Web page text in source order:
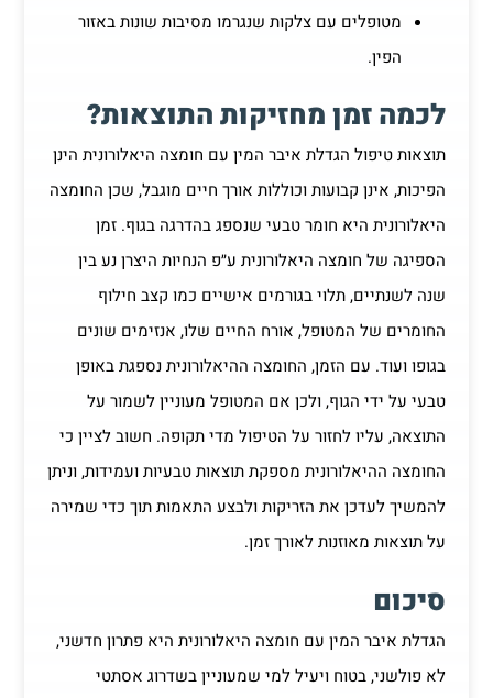
מטופלים עם צלקות שנגרמו מסיבות שונות באזור
הפין.
לכמה זמן מחזיקות התוצאות?
תוצאות טיפול הגדלת איבר המין עם חומצה היאלורונית הינן
הפיכות, אינן קבועות וכוללות אורך חיים מוגבל, שכן החומצה
היאלורונית היא חומר טבעי שנספג בהדרגה בגוף. זמן
הספיגה של חומצה היאלורונית ע״פ הנחיות היצרן נע בין
שנה לשנתיים, תלוי בגורמים אישיים כמו קצב חילוף
החומרים של המטופל, אורח החיים שלו, אנזימים שונים
בגופו ועוד. עם הזמן, החומצה ההיאלורונית נספגת באופן
טבעי על ידי הגוף, ולכן אם המטופל מעוניין לשמור על
התוצאה, עליו לחזור על הטיפול מדי תקופה. חשוב לציין כי
החומצה ההיאלורונית מספקת תוצאות טבעיות ועמידות, וניתן
להמשיך לעדכן את הזריקות ולבצע התאמות תוך כדי שמירה
על תוצאות מאוזנות לאורך זמן.
סיכום
הגדלת איבר המין עם חומצה היאלורונית היא פתרון חדשני,
לא פולשני, בטוח ויעיל למי שמעוניין בשדרוג אסתטי